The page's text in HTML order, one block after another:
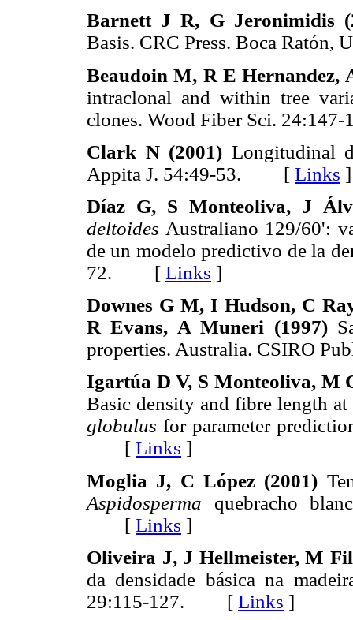
Barnett J R, G Jeronimidis
Basis. CRC Press. Boca
Beaudoin M, R E Hernandez,
intraclonal and within tree
clones. Wood Fiber Sci.
Clark N (2001) Longitudinal
Appita J. 54:49-53. [ Links ]
Díaz G, S Monteoliva, J
deltoides Australiano 129/60':
de un modelo predictivo de la
72. [ Links ]
Downes G M, I Hudson, C
R Evans, A Muneri (1997)
properties. Australia. CSIRO
Igartúa D V, S Monteoliva, M
Basic density and fibre length
globulus for parameter
[ Links ]
Moglia J, C López (2001)
Aspidosperma quebracho
[ Links ]
Oliveira J, J Hellmeister, M
da densidade básica na
29:115-127. [ Links ]